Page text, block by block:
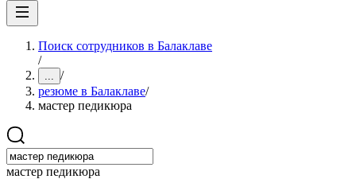
Поиск сотрудников в Балаклаве
/
... /
резюме в Балаклаве/
мастер педикюра
мастер педикюра